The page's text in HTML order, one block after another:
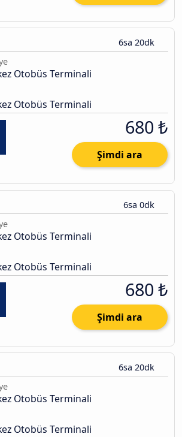
6sa 20dk
Otobüs Terminali
Otobüs Terminali
680 ₺
Şimdi ara
6sa 0dk
Otobüs Terminali
Otobüs Terminali
680 ₺
Şimdi ara
6sa 20dk
Otobüs Terminali
Otobüs Terminali